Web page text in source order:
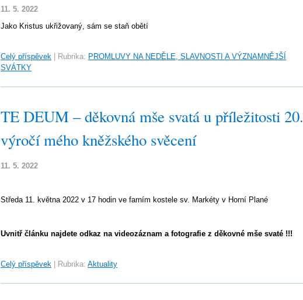
11. 5. 2022
Jako Kristus ukřižovaný, sám se staň obětí
Celý příspěvek Rubrika: PROMLUVY NA NEDĚLE, SLAVNOSTI A VÝZNAMNĚJŠÍ
SVÁTKY
TE DEUM – děkovná mše svatá u příležitosti 20.
výročí mého kněžského svěcení
11. 5. 2022
Středa 11. května 2022 v 17 hodin ve farním kostele sv. Markéty v Horní Plané
Uvnitř článku najdete odkaz na videozáznam a fotografie z děkovné mše svaté !!!
Celý příspěvek Rubrika: Aktuality